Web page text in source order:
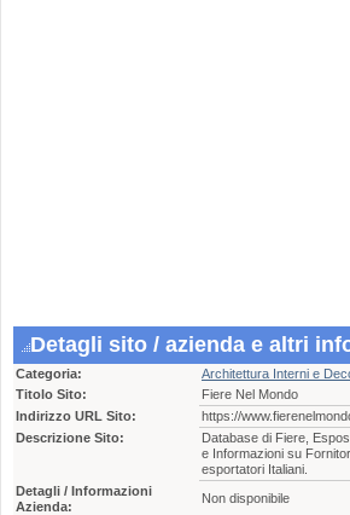
Detagli sito / azienda e altri
Categoria:
Architettura Interni e
Titolo Sito:
Fiere Nel Mondo
Indirizzo URL Sito:
https://
Descrizione Sito:
Database di Fiere,
e Informazioni su
esportatori Italiani.
Detagli / Informazioni
Azienda:
Non disponibile